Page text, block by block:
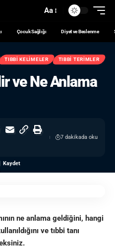
Aa
Çocuk Sağlığı Diyet ve Beslenme
TIBBI KELIMELER TIBBI TERIMLER
ve Ne Anlama
7 dakikada oku
ne anlama geldiğini, hangi
ve tıbbi tanı